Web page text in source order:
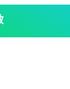
提供協助及諮